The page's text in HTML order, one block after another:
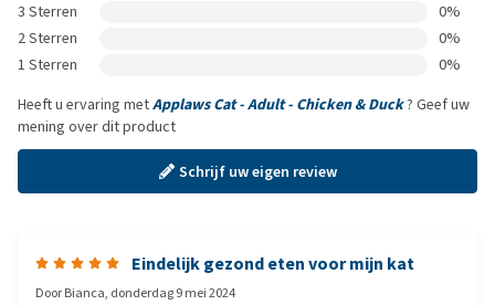
3 Sterren
0%
2 Sterren
0%
1 Sterren
0%
Heeft u ervaring metApplaws Cat - Adult - Chicken & Duck? Geef uw
mening over dit product
Schrijf uw eigen review
Eindelijk gezond eten voor mijn kat
DoorBianca, donderdag 9 mei 2024